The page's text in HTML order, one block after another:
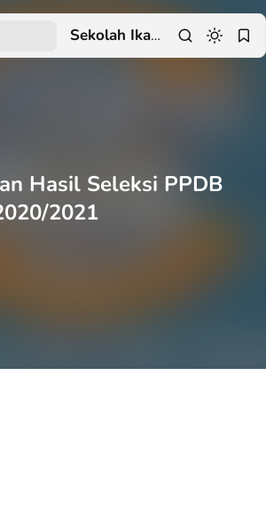
Sekolah Ikatan Dinas
Hasil Seleksi PPDB
2021